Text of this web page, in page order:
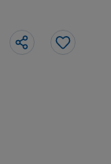
Gosto